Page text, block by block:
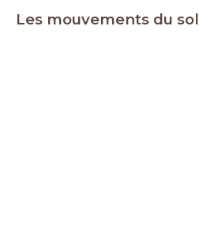
Les mouvements du sol